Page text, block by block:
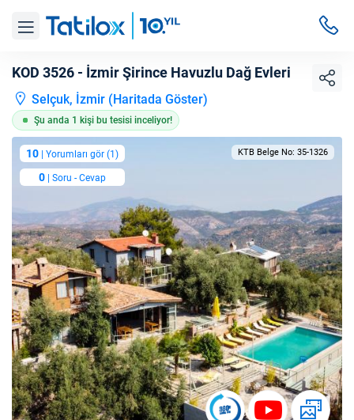
KOD 3526 - İzmir Şirince Havuzlu Dağ Evleri
Selçuk, İzmir (Haritada Göster)
Şu anda 1 kişi bu tesisi inceliyor!
KTB Belge No: 35-1326
10 | Yorumları gör (1)
0 | Soru - Cevap